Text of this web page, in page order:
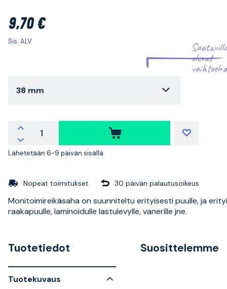
9,70 €
Sis. ALV
olevat
38 mm
Lähetetään 6-9 päivän sisällä
Nopeat toimitukset 30 päivän palautusoikeus
Monitoimireikäsaha on suunniteltu erityisesti puulle, ja
raakapuulle, laminoidulle lastulevylle, vanerille jne.
Tuotetiedot
Tuotekuvaus
Suosittelemme